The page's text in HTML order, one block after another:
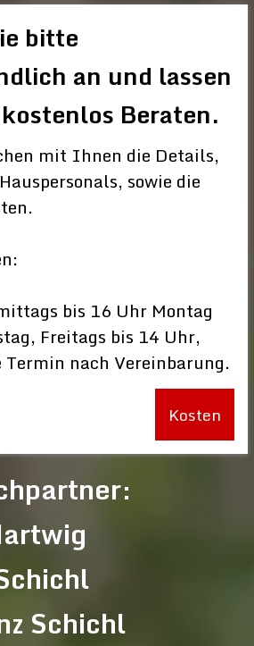
bitte
an und lassen
Beraten.
mit Ihnen die Details,
sowie die
bis 16 Uhr Montag
Freitags bis 14 Uhr,
Termin nach Vereinbarung.
Kosten
Schichl